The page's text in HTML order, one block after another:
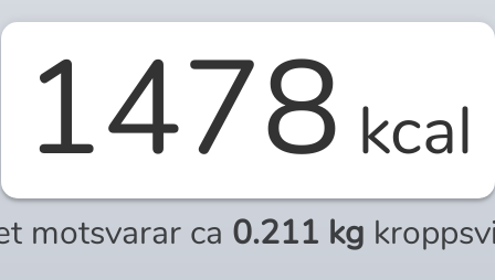
1478 kcal
motsvarar ca 0.211 kg